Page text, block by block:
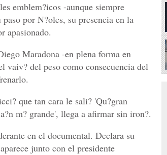
emblem?icos -aunque siempre
por N?oles, su presencia en la
apasionado.
Maradona -en plena forma en
vaiv? del peso como consecuencia del
que tan cara le sali? 'Qu?gran
m? grande', llega a afirmar sin iron?.
en el documental. Declara su
junto con el presidente